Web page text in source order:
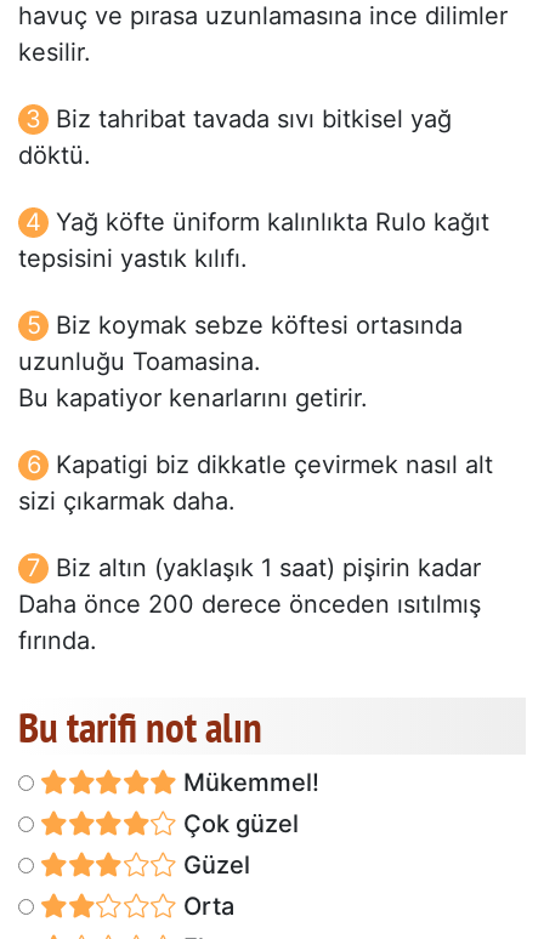
havuç ve pırasa uzunlamasına ince dilimler
kesilir.
Biz tahribat tavada sıvı bitkisel yağ
döktü.
Yağ köfte üniform kalınlıkta Rulo kağıt
tepsisini yastık kılıfı.
Biz koymak sebze köftesi ortasında
uzunluğu Toamasina.
Bu kapatiyor kenarlarını getirir.
Kapatigi biz dikkatle çevirmek nasıl alt
sizi çıkarmak daha.
Biz altın (yaklaşık 1 saat) pişirin kadar
Daha önce 200 derece önceden ısıtılmış
fırında.
Bu tarifi not alın
Mükemmel!
Çok güzel
Güzel
Orta